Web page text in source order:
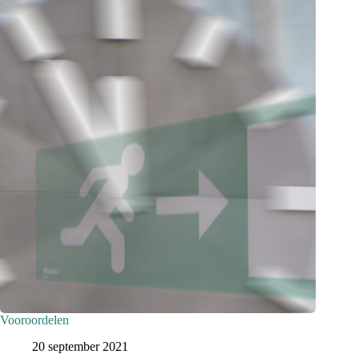
Vooroordelen
20 september 2021